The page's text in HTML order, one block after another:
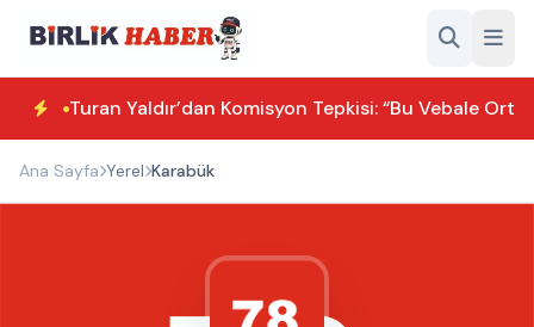
Turan Yaldır’dan Komisyon Tepkisi: “Bu Vebale
Ana Sayfa Yerel Karabük